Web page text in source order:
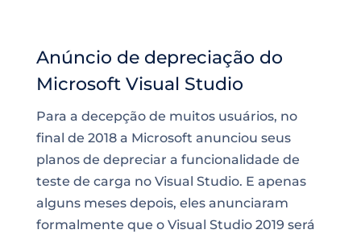
Anúncio de depreciação do
Microsoft Visual Studio
Para a decepção de muitos usuários, no
final de 2018 a Microsoft anunciou seus
planos de depreciar a funcionalidade de
teste de carga no Visual Studio. E apenas
alguns meses depois, eles anunciaram
formalmente que o Visual Studio 2019 será